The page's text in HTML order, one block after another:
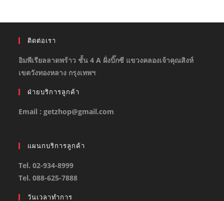
ติดต่อเรา
อิมพีเรียลลาดพร้าว ชั้น 4 A ฝั่งบิ๊กซี แขวงคลองเจ้าคุณสิงห์
เขตวังทองหลาง กรุงเทพฯ
ฝ่ายบริการลูกค้า
Email : getzhop@gmail.com
แผนกบริการลูกค้า
Tel. 02-934-8999
Tel. 088-625-7888
วันเวลาทำการ